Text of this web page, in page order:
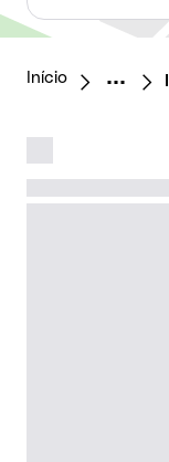
Início